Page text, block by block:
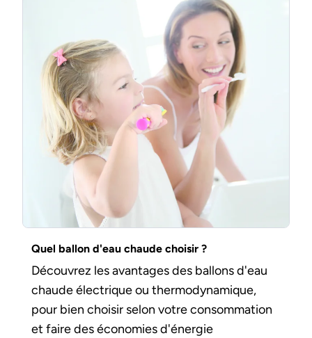
Quel ballon d'eau chaude choisir ?
Découvrez les avantages des ballons d'eau
chaude électrique ou thermodynamique,
pour bien choisir selon votre consommation
et faire des économies d'énergie